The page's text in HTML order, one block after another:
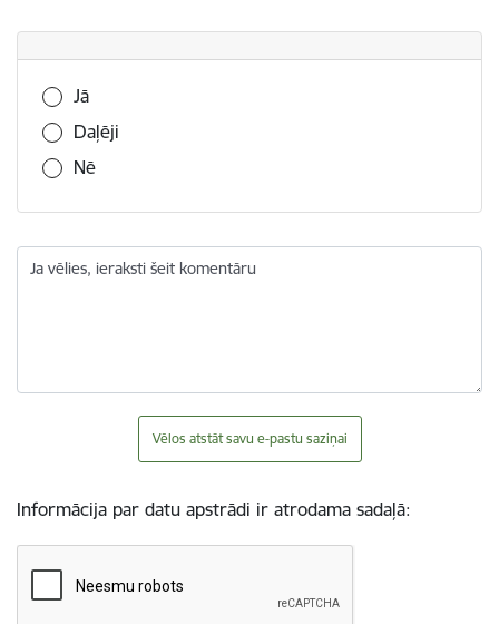
Vai šī informācija bija noderīga?
Jā
Daļēji
Nē
Ja vēlies, ieraksti šeit komentāru
Vēlos atstāt savu e-pastu saziņai
Informācija par datu apstrādi ir atrodama sadaļā: